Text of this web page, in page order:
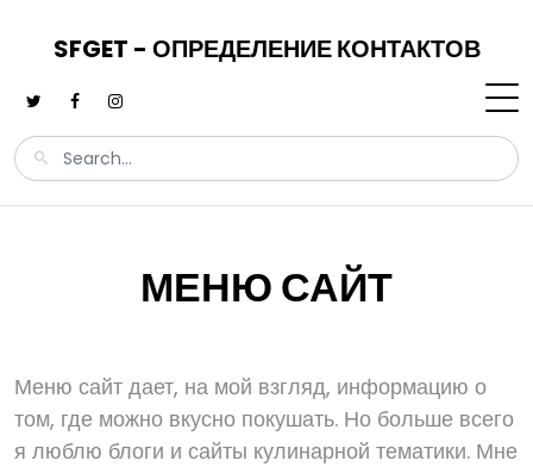
SFGET - ОПРЕДЕЛЕНИЕ КОНТАКТОВ
МЕНЮ САЙТ
Меню сайт дает, на мой взгляд, информацию о
том, где можно вкусно покушать. Но больше всего
я люблю блоги и сайты кулинарной тематики. Мне